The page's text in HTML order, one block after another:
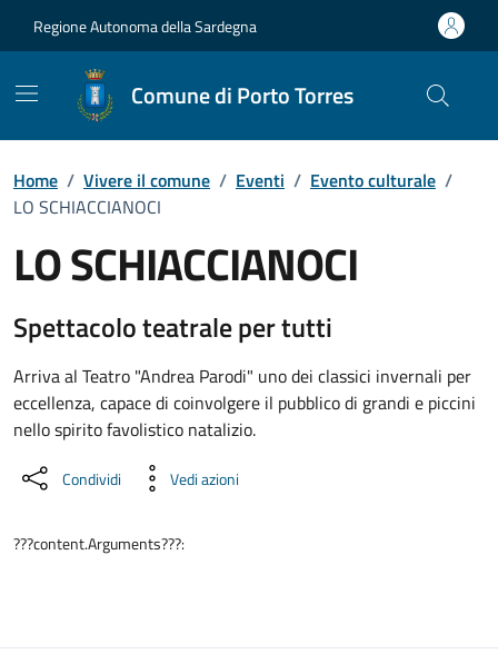
Regione Autonoma della Sardegna
Comune di Porto Torres
Home / Vivere il comune / Eventi / Evento culturale /
LO SCHIACCIANOCI
LO SCHIACCIANOCI
Dettaglio dell'evento
Spettacolo teatrale per tutti
Arriva al Teatro "Andrea Parodi" uno dei classici invernali per
eccellenza, capace di coinvolgere il pubblico di grandi e piccini
nello spirito favolistico natalizio.
Condividi Vedi azioni
???content.Arguments???: